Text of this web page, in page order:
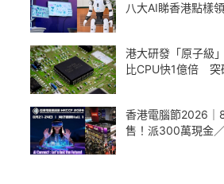
八大AI睇香港點樣
港大研發「原子級
比CPU快1億倍 突
香港電腦節2026｜
售！派300萬現金